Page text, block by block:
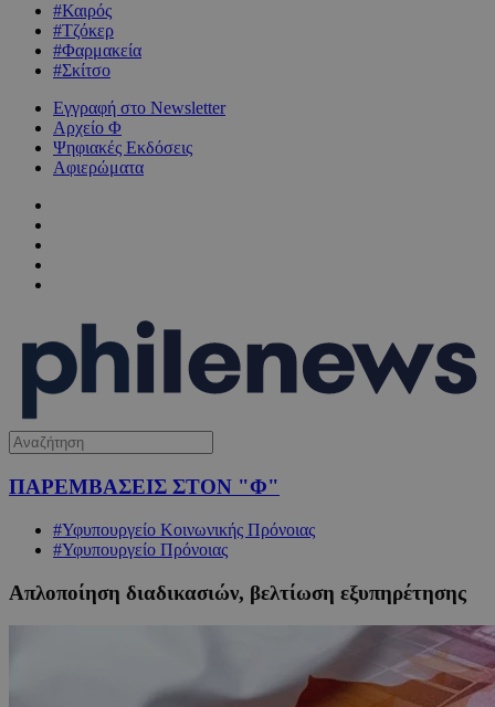
#Καιρός
#Τζόκερ
#Φαρμακεία
#Σκίτσο
Εγγραφή στο Newsletter
Αρχείο Φ
Ψηφιακές Εκδόσεις
Αφιερώματα
ΠΑΡΕΜΒΑΣΕΙΣ ΣΤΟΝ "Φ"
#Υφυπουργείο Κοινωνικής Πρόνοιας
#Υφυπουργείο Πρόνοιας
Απλοποίηση διαδικασιών, βελτίωση εξυπηρέτησης